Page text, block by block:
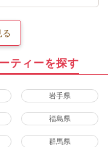
ティーを探す
岩手県
福島県
群馬県